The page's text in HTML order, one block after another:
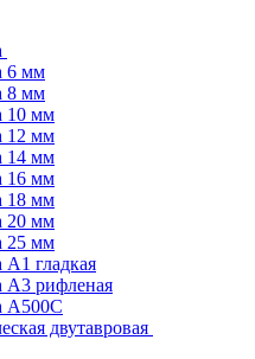
6 мм
8 мм
10 мм
12 мм
14 мм
16 мм
18 мм
20 мм
25 мм
А1 гладкая
А3 рифленая
А500С
двутавровая